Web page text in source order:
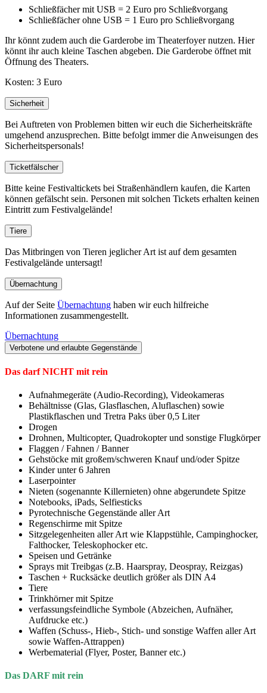
Schließfächer mit USB = 2 Euro pro Schließvorgang
Schließfächer ohne USB = 1 Euro pro Schließvorgang
Ihr könnt zudem auch die Garderobe im Theaterfoyer nutzen. Hier
könnt ihr auch kleine Taschen abgeben. Die Garderobe öffnet mit
Öffnung des Theaters.
Kosten: 3 Euro
Sicherheit
Bei Auftreten von Problemen bitten wir euch die Sicherheitskräfte
umgehend anzusprechen. Bitte befolgt immer die Anweisungen des
Sicherheitspersonals!
Ticketfälscher
Bitte keine Festivaltickets bei Straßenhändlern kaufen, die Karten
können gefälscht sein. Personen mit solchen Tickets erhalten keinen
Eintritt zum Festivalgelände!
Tiere
Das Mitbringen von Tieren jeglicher Art ist auf dem gesamten
Festivalgelände untersagt!
Übernachtung
Auf der Seite Übernachtung haben wir euch hilfreiche
Informationen zusammengestellt.
Übernachtung
Verbotene und erlaubte Gegenstände
Das darfNICHT mit rein
Aufnahmegeräte (Audio-Recording), Videokameras
Behältnisse (Glas, Glasflaschen, Aluflaschen) sowie
Plastikflaschen und Tretra Paks über 0,5 Liter
Drogen
Drohnen, Multicopter, Quadrokopter und sonstige Flugkörper
Flaggen / Fahnen / Banner
Gehstöcke mit großem/schweren Knauf und/oder Spitze
Kinder unter 6 Jahren
Laserpointer
Nieten (sogenannte Killernieten) ohne abgerundete Spitze
Notebooks, iPads, Selfiesticks
Pyrotechnische Gegenstände aller Art
Regenschirme mit Spitze
Sitzgelegenheiten aller Art wie Klappstühle, Campinghocker,
Falthocker, Teleskophocker etc.
Speisen und Getränke
Sprays mit Treibgas (z.B. Haarspray, Deospray, Reizgas)
Taschen + Rucksäcke deutlich größer als DIN A4
Tiere
Trinkhörner mit Spitze
verfassungsfeindliche Symbole (Abzeichen, Aufnäher,
Aufdrucke etc.)
Waffen (Schuss-, Hieb-, Stich- und sonstige Waffen aller Art
sowie Waffen-Attrappen)
Werbematerial (Flyer, Poster, Banner etc.)
Das DARF mit rein